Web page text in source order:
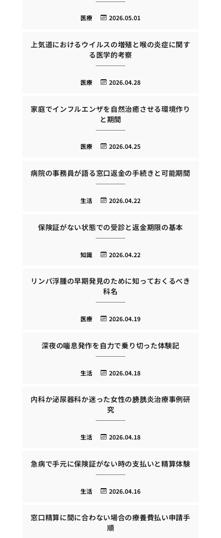
2026.05.01
医療
上気道におけるウイルスの増殖と喉の炎症に関す
る医学的考察
2026.04.28
医療
家庭でインフルエンザを自然治癒させる環境作り
と期間
2026.04.25
医療
病院の事務員が語る窓口返金の手続きと可能期間
2026.04.22
生活
保険証がない状態での受診と返金期限の基本
2026.04.22
知識
リンパ浮腫の早期発見のために知っておくるべき
科名
2026.04.19
医療
深夜の喘息発作を自力で乗り切った体験記
2026.04.18
生活
内科か泌尿器科か迷った女性の膀胱炎治療事例研
究
2026.04.18
生活
急病で手元に保険証がない時の支払いと精算体験
2026.04.16
生活
窓口精算に間に合わない場合の療養費払い申請手
順